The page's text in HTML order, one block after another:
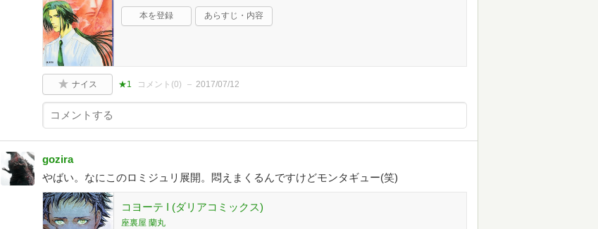
本を登録 あらすじ・内容
ナイス ★1 コメント(0) 2017/07/12
gozira
やばい。なにこのロミジュリ展開。悶えまくるんですけどモンタギュー(笑)
コヨーテ I (ダリアコミックス)
座裏屋 蘭丸